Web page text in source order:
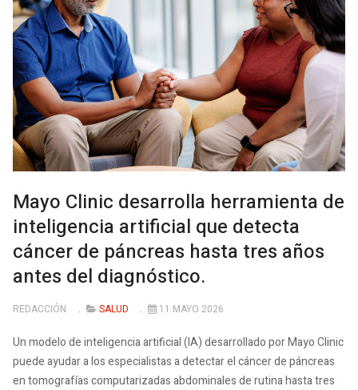
Mayo Clinic desarrolla herramienta de
inteligencia artificial que detecta
cáncer de páncreas hasta tres años
antes del diagnóstico.
REDACCIÓN SALUD 11 MAYO 2026
Un modelo de inteligencia artificial (IA) desarrollado por Mayo Clinic
puede ayudar a los especialistas a detectar el cáncer de páncreas
en tomografías computarizadas abdominales de rutina hasta tres